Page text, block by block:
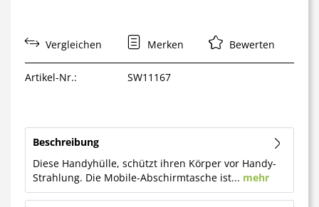
Vergleichen Merken Bewerten
Artikel-Nr.: SW11167
Beschreibung
Diese Handyhülle, schützt ihren Körper vor Handy-
Strahlung. Die Mobile-Abschirmtasche ist... mehr